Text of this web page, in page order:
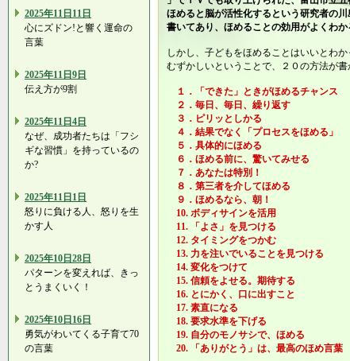
2025年11日11日
心にズドン!と響く運命の
言葉
2025年11日9日
伝え方が9割
2025年11日4日
なぜ、成功者たちは「フシ
ギな習慣」を持っているの
か?
2025年11日1日
怒りに負ける人、怒りを生
かす人
2025年10日28日
パターンを変えれば、きっ
とうまくいく！
2025年10日16日
勇気がわいてくる子育て70
の言葉
ほめると脳が活性化するという研究者の
書いてあり、ほめることの効用がよくわか
しかし、子どもをほめることはいいとわ
むずかしいということで、２０の方法が書
１．「できた」ときがほめるチャンス
２．毎日、毎日、繰り返す
３．ピリッとしかる
４．結果でなく「プロセスをほめる」
５．具体的にほめる
６．ほめる前に、驚いてみせる
７．あなたは特別！
８．第三者を介してほめる
９．ほめるなら、朝！
10. ボディサインを活用
11. 「よさ」を見つける
12. タイミングをつかむ
13. 力を注いでいることを見つける
14. 変化をつけて
15. 信頼をよせる。期待する
16. とにかく、口に出すこと
17. 素直になる
18. 要求水準を下げる
19. 自分のモノサシで、ほめる
20. 「ありがとう」は、最高のほめ言葉